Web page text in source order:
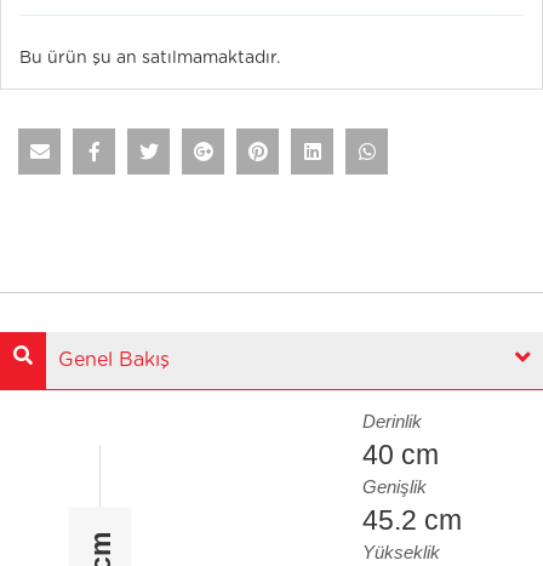
Bu ürün şu an satılmamaktadır.
Genel Bakış
Derinlik
40 cm
Genişlik
45.2 cm
Yükseklik